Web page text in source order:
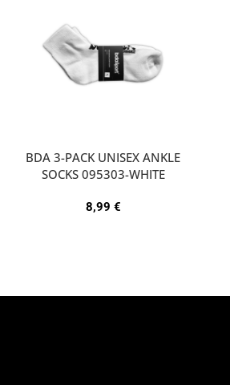
BDA 3-PACK UNISEX ANKLE
SOCKS 095303-WHITE
8,99 €